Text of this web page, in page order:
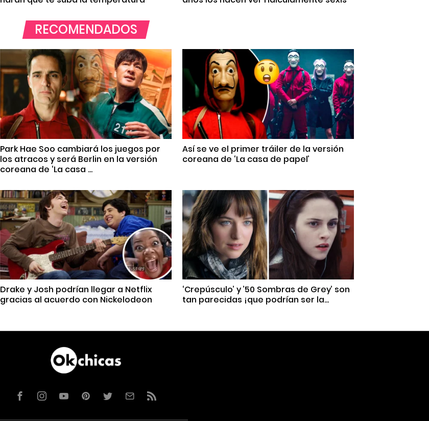
RECOMENDADOS
Park Hae Soo cambiará los juegos por
los atracos y será Berlin en la versión
coreana de ‘La casa ...
Así se ve el primer tráiler de la versión
coreana de ‘La casa de papel’
Drake y Josh podrían llegar a Netflix
gracias al acuerdo con Nickelodeon
‘Crepúsculo’ y ’50 Sombras de Grey’ son
tan parecidas ¡que podrían ser la...
FacebookInstagramYouTubePinterestTwitterCorreoRSS